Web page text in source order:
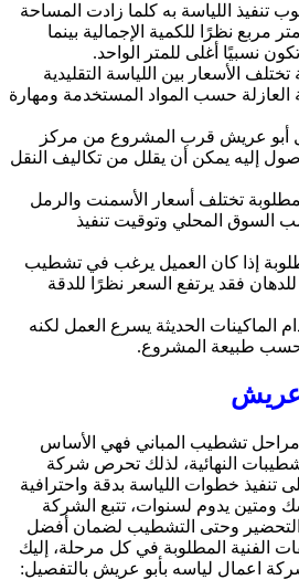
تنفيذ اللياسة به كلما زادت المساحة
مربع نظرًا للكمية الإجمالية بينما
نسبيًا أغلى للمتر الواحد.
الأسعار بين اللياسة التقليدية
العازلة حسب المواد المستخدمة ومهارة
أبو عريش قرب المشروع من مركز
إليه يمكن أن يقلل من تكاليف النقل
تختلف أسعار الأسمنت والرمل
السوق المحلي وتوقيت تنفيذ
إذا كان العميل يرغب في تشطيب
فقد يرتفع السعر نظرًا للدقة
الماكينات الحديثة يسرع العمل لكنه
حسب طبيعة المشروع.
عريش
مراحل تشطيب المباني فهي الأساس
النهائية، لذلك تحرص شركة
تنفيذ خطوات اللياسة بدقة واحترافية
يدوم لسنوات، تتبع الشركة
التحضير وحتى التشطيب لضمان أفضل
الفنية المطلوبة في كل مرحلة، إليك
اعمال لياسه بأبو عريش بالتفصيل: